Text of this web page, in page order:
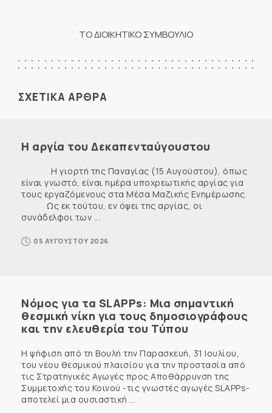
ΤΟ ΔΙΟΙΚΗΤΙΚΟ ΣΥΜΒΟΥΛΙΟ
ΣΧΕΤΙΚΑ ΑΡΘΡΑ
Η αργία του Δεκαπενταύγουστου
Η γιορτή της Παναγίας (15 Αυγούστου), όπως
είναι γνωστό, είναι ημέρα υποχρεωτικής αργίας για
τους εργαζόμενους στα Μέσα Μαζικής Ενημέρωσης.
Ως εκ τούτου, εν όψει της αργίας, οι
συνάδελφοι των ...
05 ΑΥΓΟΥΣΤΟΥ 2026
Νόμος για τα SLAPPs: Μια σημαντική
θεσμική νίκη για τους δημοσιογράφους
και την ελευθερία του Τύπου
Η ψήφιση από τη Βουλή την Παρασκευή, 31 Ιουλίου,
του νέου θεσμικού πλαισίου για την προστασία από
τις Στρατηγικές Αγωγές προς Αποθάρρυνση της
Συμμετοχής του Κοινού -τις γνωστές αγωγές SLAPPs-
αποτελεί μια ουσιαστική ...